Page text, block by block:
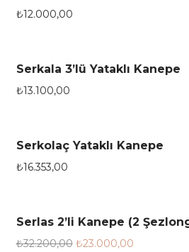
₺12.000,00
Serkala 3’lü Yataklı Kanepe
₺13.100,00
Serkolaç Yataklı Kanepe
₺16.353,00
₺32.200,00 ₺23.000,00